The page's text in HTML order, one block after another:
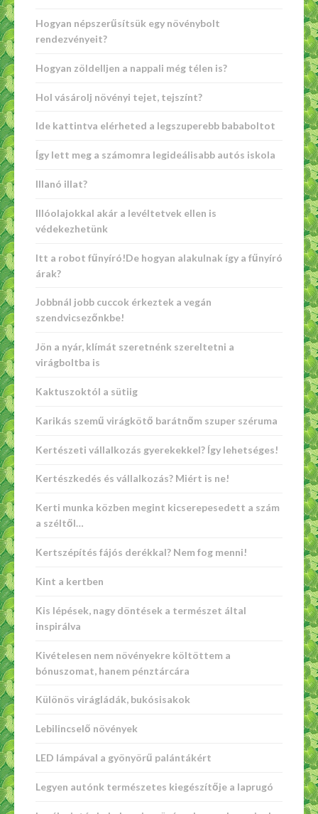
Hogyan népszerűsítsük egy növénybolt
rendezvényeit?
Hogyan zöldelljen a nappali még télen is?
Hol vásárolj növényi tejet, tejszínt?
Ide kattintva elérheted a legszuperebb bababoltot
Így lett meg a számomra legideálisabb autós iskola
Illanó illat?
Illóolajokkal akár a levéltetvek ellen is
védekezhetünk
Itt a robot fűnyíró!De hogyan alakulnak így a fűnyíró
árak?
Jobbnál jobb cuccok érkeztek a vegán
szendvicsezőnkbe!
Jön a nyár, klímát szeretnénk szereltetni a
virágboltba is
Kaktuszoktól a sütiig
Karikás szemű virágkötő barátnőm szuper széruma
Kertészeti vállalkozás gyerekekkel? Így lehetséges!
Kertészkedés és vállalkozás? Miért is ne!
Kerti munka közben megint kicserepesedett a szám
a széltől…
Kertszépítés fájós derékkal? Nem fog menni!
Kint a kertben
Kis lépések, nagy döntések a természet által
inspirálva
Kivételesen nem növényekre költöttem a
bónuszomat, hanem pénztárcára
Különös virágládák, bukósisakok
Lebilincselő növények
LED lámpával a gyönyörű palántákért
Legyen autónk természetes kiegészítője a laprugó